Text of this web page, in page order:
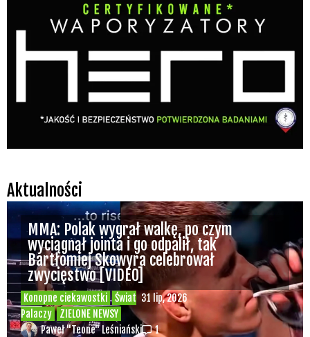
Aktualności
Konopne ciekawostki
Świat
Palaczy
ZIELONE NEWSY
31 lip, 2026
MMA: Polak wygrał walkę, po czym
wyciągnął jointa i go odpalił, tak
Bartłomiej Skowyra celebrował
zwycięstwo [VIDEO]
Paweł "Teone" Leśniański 1